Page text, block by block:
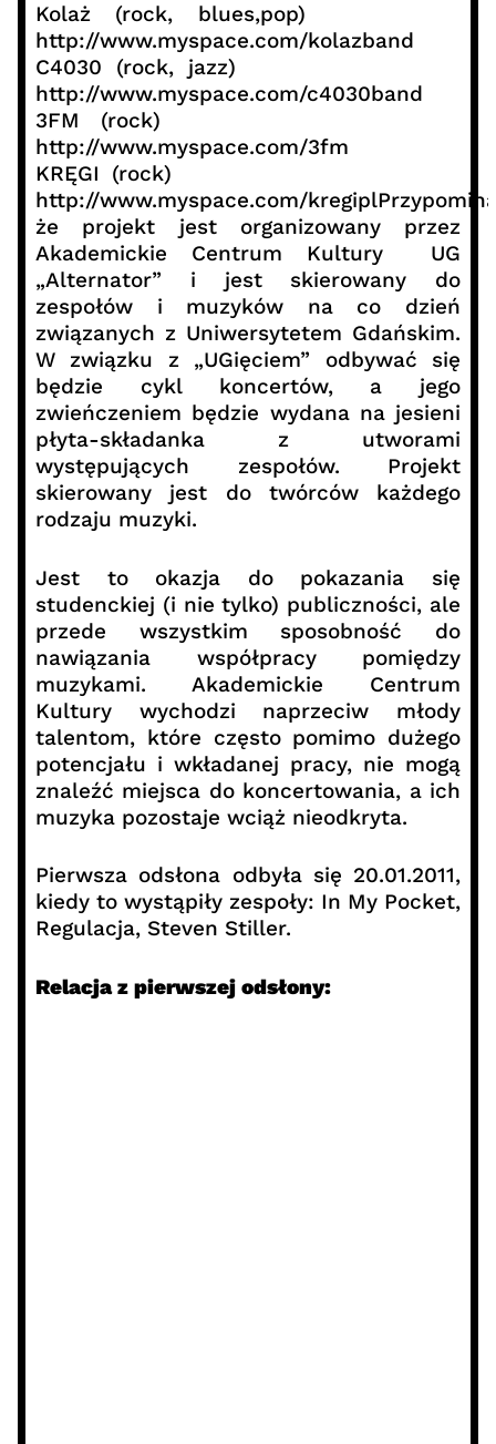
Kolaż (rock, blues,pop)
http://www.myspace.com/kolazband
C4030 (rock, jazz)
http://www.myspace.com/c4030band
3FM (rock)
http://www.myspace.com/3fm
KRĘGI (rock)
http://www.myspace.com/
że projekt jest organizowany przez
Akademickie Centrum Kultury UG
„Alternator” i jest skierowany do
zespołów i muzyków na co dzień
związanych z Uniwersytetem Gdańskim.
W związku z „UGięciem” odbywać się
będzie cykl koncertów, a jego
zwieńczeniem będzie wydana na jesieni
płyta-składanka z utworami
występujących zespołów. Projekt
skierowany jest do twórców każdego
rodzaju muzyki.
Jest to okazja do pokazania się
studenckiej (i nie tylko) publiczności, ale
przede wszystkim sposobność do
nawiązania współpracy pomiędzy
muzykami. Akademickie Centrum
Kultury wychodzi naprzeciw młody
talentom, które często pomimo dużego
potencjału i wkładanej pracy, nie mogą
znaleźć miejsca do koncertowania, a ich
muzyka pozostaje wciąż nieodkryta.
Pierwsza odsłona odbyła się 20.01.2011,
kiedy to wystąpiły zespoły: In My Pocket,
Regulacja, Steven Stiller.
Relacja z pierwszej odsłony: